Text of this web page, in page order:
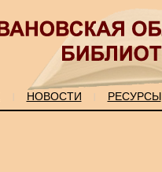
НОВОСТИ РЕСУРСЫ